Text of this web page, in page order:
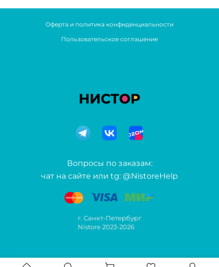
Оферта и политика конфиденциальности
Пользовательское соглашение
Вопросы по заказам:
чат на сайте или tg: @NistoreHelp
г. Санкт-Петербург
Nistore 2023-2026